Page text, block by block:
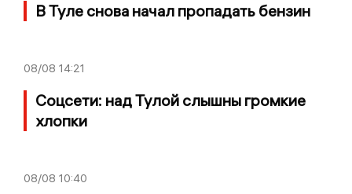
В Туле снова начал пропадать бензин
08/08 14:21
Соцсети: над Тулой слышны громкие
хлопки
08/08 10:40